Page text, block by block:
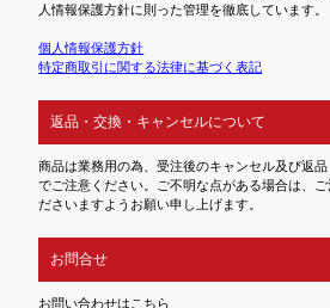
人情報保護方針に則った管理を徹底しています。
個人情報保護方針
特定商取引に関する法律に基づく表記
返品・交換・キャンセルについて
商品は業務用の為、受注後のキャンセル及び返
でご注意ください。ご不明な点がある場合は、
ださいますようお願い申し上げます。
お問合せ
お問い合わせはこちら